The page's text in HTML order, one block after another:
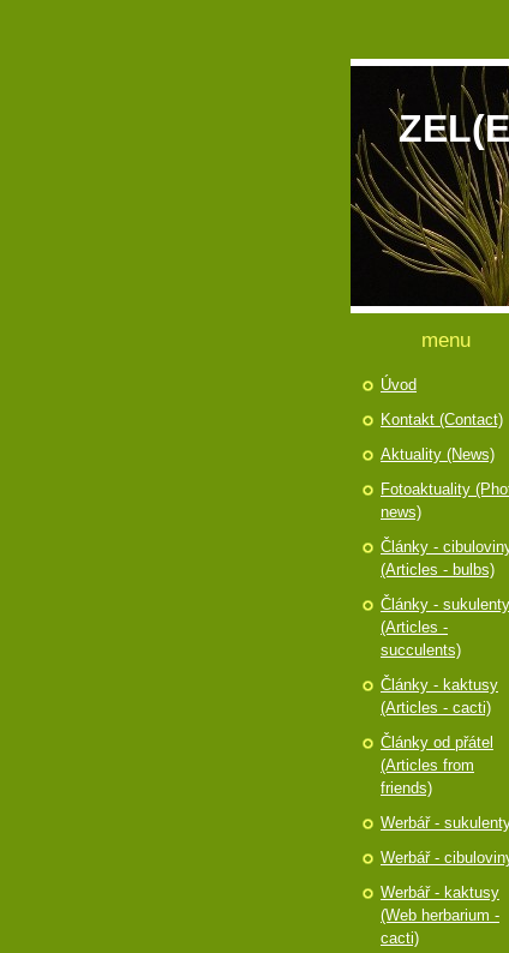
menu
Úvod
Kontakt (Contact)
Aktuality (News)
Fotoaktuality
news)
Články -
(Articles - bulbs)
Články - sukulenty
(Articles -
succulents)
Články - kaktusy
(Articles - cacti)
Články od přátel
(Articles from
friends)
Werbář -
Werbář -
Werbář - kaktusy
(Web herbarium -
cacti)